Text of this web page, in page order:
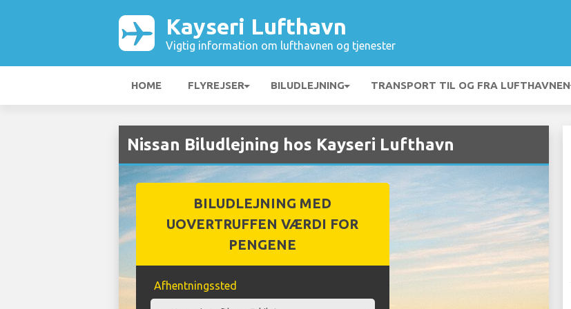
Kayseri Lufthavn
Vigtig information om lufthavnen og tjenester
HOME FLYREJSER BILUDLEJNING TRANSPORT TIL OG FRA LUFTHAVNEN
Nissan Biludlejning hos Kayseri Lufthavn
BILUDLEJNING MED
UOVERTRUFFEN VÆRDI FOR
PENGENE
Afhentningssted